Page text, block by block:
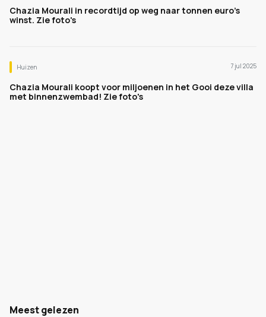
Chazia Mourali in recordtijd op weg naar tonnen euro's
winst. Zie foto's
Huizen 7 jul 2025
Chazia Mourali koopt voor miljoenen in het Gooi deze villa
met binnenzwembad! Zie foto's
Meest gelezen